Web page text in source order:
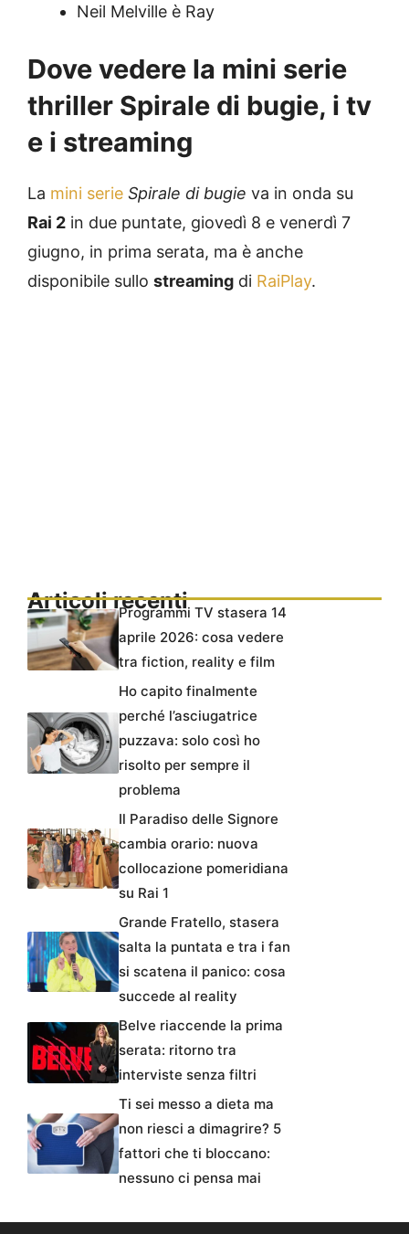
Neil Melville è Ray
Dove vedere la mini serie
thriller Spirale di bugie, i tv
e i streaming
La mini serie Spirale di bugie va in onda su
Rai 2 in due puntate, giovedì 8 e venerdì 7
giugno, in prima serata, ma è anche
disponibile sullo streaming di RaiPlay.
Articoli recentiProgrammi TV stasera 14
aprile 2026: cosa vedere
tra fiction, reality e film
Ho capito finalmente
perché l’asciugatrice
puzzava: solo così ho
risolto per sempre il
problema
Il Paradiso delle Signore
cambia orario: nuova
collocazione pomeridiana
su Rai 1
Grande Fratello, stasera
salta la puntata e tra i fan
si scatena il panico: cosa
succede al reality
Belve riaccende la prima
serata: ritorno tra
interviste senza filtri
Ti sei messo a dieta ma
non riesci a dimagrire? 5
fattori che ti bloccano:
nessuno ci pensa mai